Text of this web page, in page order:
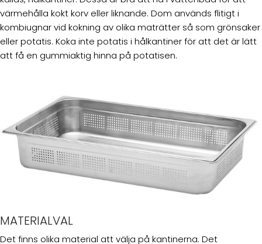
värmehålla kokt korv eller liknande. Dom används flitigt i
kombiugnar vid kokning av olika maträtter så som grönsaker
eller potatis. Koka inte potatis i hålkantiner för att det är lätt
att få en gummiaktig hinna på potatisen.
MATERIALVAL
Det finns olika material att välja på kantinerna. Det